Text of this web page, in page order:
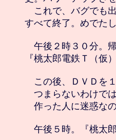
これで、バグでも
すべて終了。めでたし
午後２時３０分。帰
『桃太郎電鉄Ｔ（仮
この後、ＤＶＤを
つまらないわけで
作った人に迷惑な
午後５時。『桃太